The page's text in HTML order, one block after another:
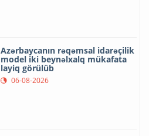
Azərbaycanın rəqəmsal idarəçilik
model iki beynəlxalq mükafata
layiq görülüb
06-08-2026